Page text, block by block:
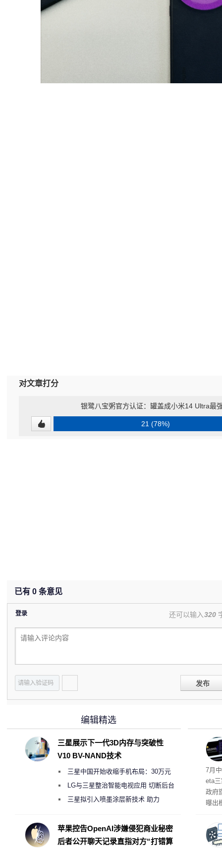
对文章打分
银鹭八宝粥官方认证：罐盖成小米14 Ultra最
21 (78%)
已有 0 条意见
登录 还可以输入320
发布
7月
eta
政府
曝出
编辑精选
三星展示下一代3D内存与突破性
V10 BV-NAND技术
三星中国开始收缩手机布局：30万元
月销售额不达标门店 将被逐步清退
LG与三星整治智能电视应用 切断后台
偷偷共享带宽的违规行为
三星拟引入喷墨涂层新技术 助力
度
苹果控告OpenAI涉嫌侵犯商业秘密
后者公开聊天记录直指对方“打错算